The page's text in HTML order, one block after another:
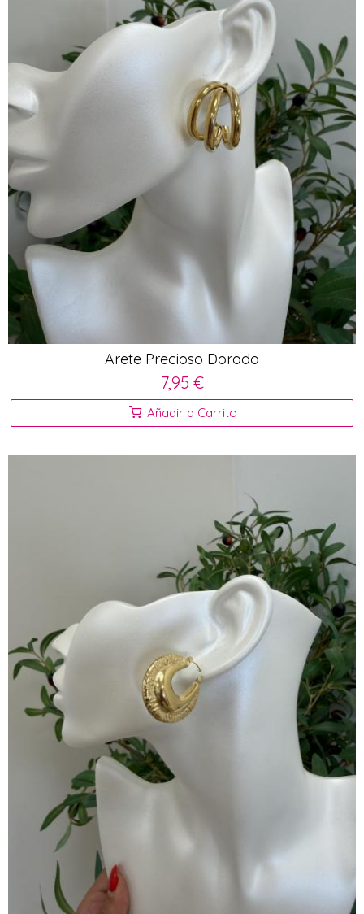
Arete Precioso Dorado
7,95 €
Añadir a Carrito